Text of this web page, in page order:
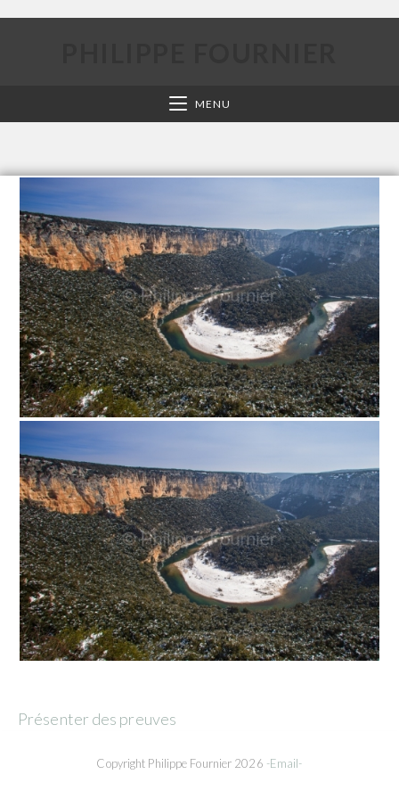
MENU
Présenter des preuves
Copyright Philippe Fournier 2026 -Email-